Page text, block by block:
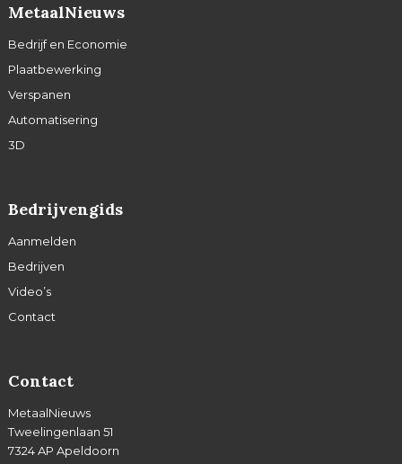
MetaalNieuws
Bedrijf en Economie
Plaatbewerking
Verspanen
Automatisering
3D
Bedrijvengids
Aanmelden
Bedrijven
Video’s
Contact
Contact
MetaalNieuws
Tweelingenlaan 51
7324 AP Apeldoorn